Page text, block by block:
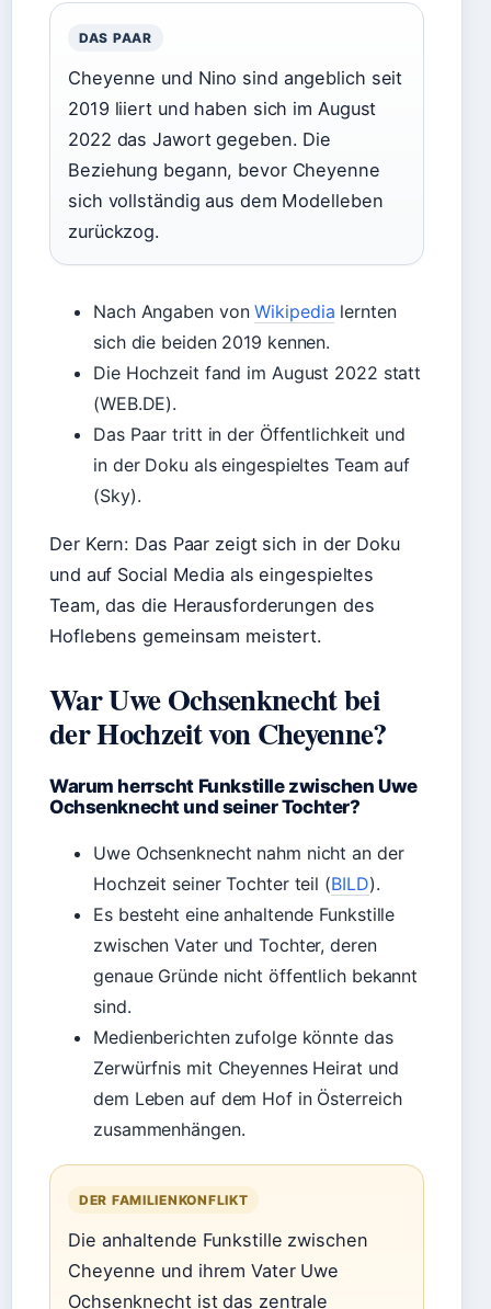
DAS PAAR
Cheyenne und Nino sind angeblich seit
2019 liiert und haben sich im August
2022 das Jawort gegeben. Die
Beziehung begann, bevor Cheyenne
sich vollständig aus dem Modelleben
zurückzog.
Nach Angaben vonWikipedia lernten
sich die beiden 2019 kennen.
Die Hochzeit fand im August 2022 statt
(WEB.DE).
Das Paar tritt in der Öffentlichkeit und
in der Doku als eingespieltes Team auf
(Sky).
Der Kern: Das Paar zeigt sich in der Doku
und auf Social Media als eingespieltes
Team, das die Herausforderungen des
Hoflebens gemeinsam meistert.
War Uwe Ochsenknecht bei
der Hochzeit von Cheyenne?
Warum herrscht Funkstille zwischen Uwe
Ochsenknecht und seiner Tochter?
Uwe Ochsenknecht nahm nicht an der
Hochzeit seiner Tochter teil (BILD).
Es besteht eine anhaltende Funkstille
zwischen Vater und Tochter, deren
genaue Gründe nicht öffentlich bekannt
sind.
Medienberichten zufolge könnte das
Zerwürfnis mit Cheyennes Heirat und
dem Leben auf dem Hof in Österreich
zusammenhängen.
DER FAMILIENKONFLIKT
Die anhaltende Funkstille zwischen
Cheyenne und ihrem Vater Uwe
Ochsenknecht ist das zentrale